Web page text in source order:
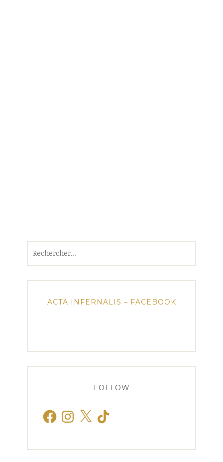
ACTA INFERNALIS – FACEBOOK
FOLLOW
FacebookInstagram
X TikTok